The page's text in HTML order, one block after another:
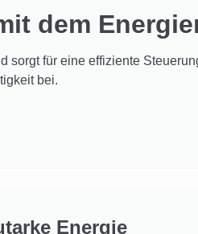
dem
sorgt für eine effiziente
bei.
Energie